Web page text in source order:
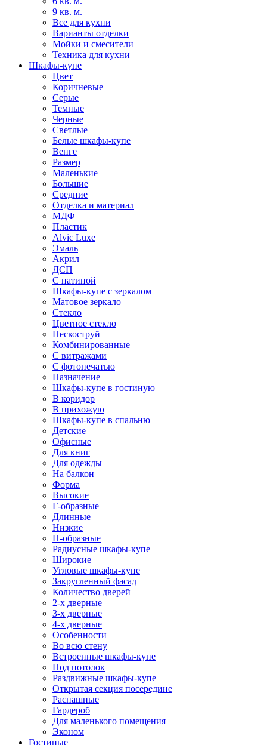
9 кв. м.
Все для кухни
Варианты отделки
Мойки и смесители
Техника для кухни
Шкафы-купе
Цвет
Коричневые
Серые
Темные
Черные
Светлые
Белые шкафы-купе
Венге
Размер
Маленькие
Большие
Средние
Отделка и материал
МДФ
Пластик
Alvic Luxe
Эмаль
Акрил
ДСП
С патиной
Шкафы-купе с зеркалом
Матовое зеркало
Стекло
Цветное стекло
Пескоструй
Комбинированные
С витражами
С фотопечатью
Назначение
Шкафы-купе в гостиную
В коридор
В прихожую
Шкафы-купе в спальню
Детские
Офисные
Для книг
Для одежды
На балкон
Форма
Высокие
Г-образные
Длинные
Низкие
П-образные
Радиусные шкафы-купе
Широкие
Угловые шкафы-купе
Закругленный фасад
Количество дверей
2-х дверные
3-х дверные
4-х дверные
Особенности
Во всю стену
Встроенные шкафы-купе
Под потолок
Раздвижные шкафы-купе
Открытая секция посередине
Распашные
Гардероб
Для маленького помещения
Эконом
Гостиные